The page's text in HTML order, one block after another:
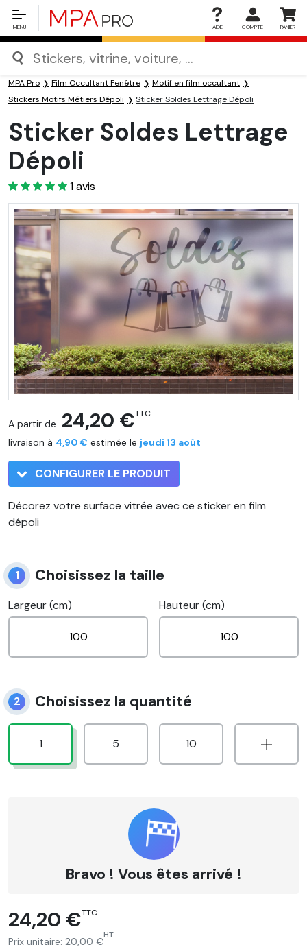
MENU AIDE COMPTE PANIER
MPA Pro Film Occultant Fenêtre
Motif en film occultant
Stickers Motifs Métiers Dépoli
Sticker Soldes Lettrage Dépoli
Sticker Soldes Lettrage
Dépoli
5
1avis
A partir de 24,20 €TTC
livraison à 4,90 € estimée le jeudi 13 août
CONFIGURER LE PRODUIT
Décorez votre surface vitrée avec ce sticker en film
dépoli
1 Choisissez la taille
Largeur (cm) Hauteur (cm)
2 Choisissez la quantité
1 5 10
Bravo ! Vous êtes arrivé !
24,20 €TTC
Prix unitaire: 20,00 €
HT